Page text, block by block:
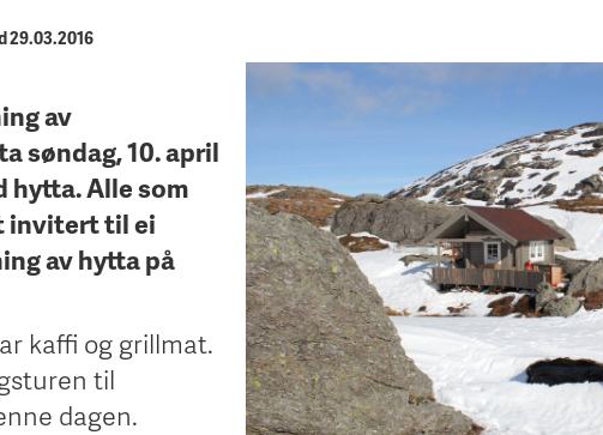
29.03.2016
av
søndag, 10. april
hytta. Alle som
invitert til ei
av hytta på
kaffi og grillmat.
til
dagen.